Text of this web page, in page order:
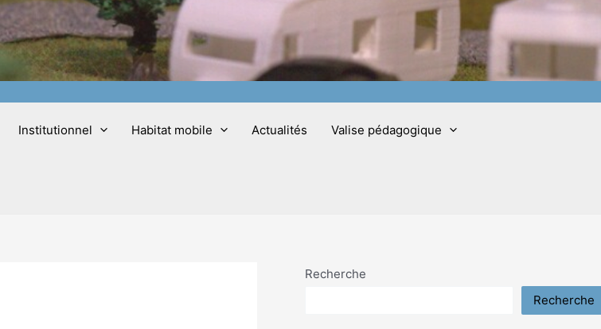
Institutionnel Habitat mobile Actualités Valise pédagogique
Recherche
Recherche